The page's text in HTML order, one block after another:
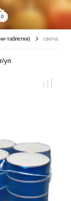
0
таблетки) свеча
уп